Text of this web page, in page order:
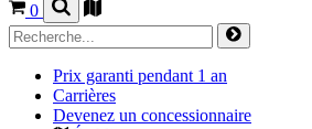
0
Prix garanti pendant 1 an
Carrières
Devenez un concessionnaire